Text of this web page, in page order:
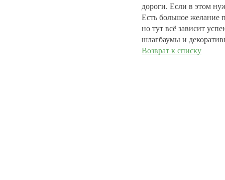
дороги. Если в этом
Есть большое желание
но тут всё зависит
шлагбаумы и
Возврат к списку